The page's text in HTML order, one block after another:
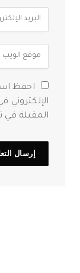
احفظ
الإلكتروني
المقبلة في